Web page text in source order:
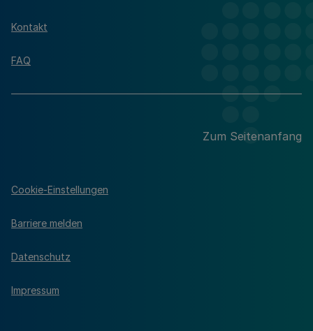
Kontakt
FAQ
Zum Seitenanfang
Cookie-Einstellungen
Barriere melden
Datenschutz
Impressum